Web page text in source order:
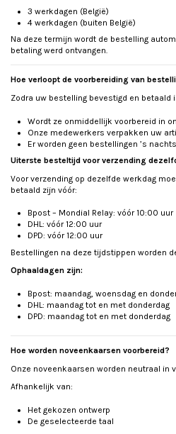
3 werkdagen (België)
4 werkdagen (buiten België)
Na deze termijn wordt de bestelling
betaling werd ontvangen.
Hoe verloopt de voorbereiding van
Zodra uw bestelling bevestigd en betaald
Wordt ze onmiddellijk voorbereid in
Onze medewerkers verpakken uw
Er worden geen bestellingen ’s
Uiterste besteltijd voor verzending
Voor verzending op dezelfde werkdag
betaald zijn vóór:
Bpost – Mondial Relay: vóór 10:00 uur
DHL: vóór 12:00 uur
DPD: vóór 12:00 uur
Bestellingen na deze tijdstippen worden
Ophaaldagen zijn:
Bpost: maandag, woensdag en
DHL: maandag tot en met donderdag
DPD: maandag tot en met donderdag
Hoe worden noveenkaarsen voorbereid?
Onze noveenkaarsen worden neutraal in
Afhankelijk van:
Het gekozen ontwerp
De geselecteerde taal